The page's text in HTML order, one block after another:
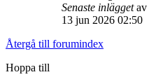
Senaste inläggetav
13 jun 2026 02:50
Återgå till forumindex
Hoppa till